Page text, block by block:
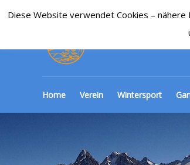
SKI-
Home Verein Wintersport
Diese Website verwendet Cookies – nähere